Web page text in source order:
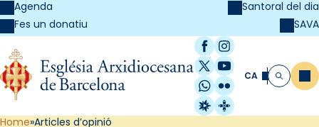
Agenda
Fes un donatiu
Santoral del dia
SAVA
Facebook
Instagram
X / Twitter
YouTube
WhatsApp
Flickr
Radio Estel
Catalunya
CA Cerca
Home Articles d’opinió